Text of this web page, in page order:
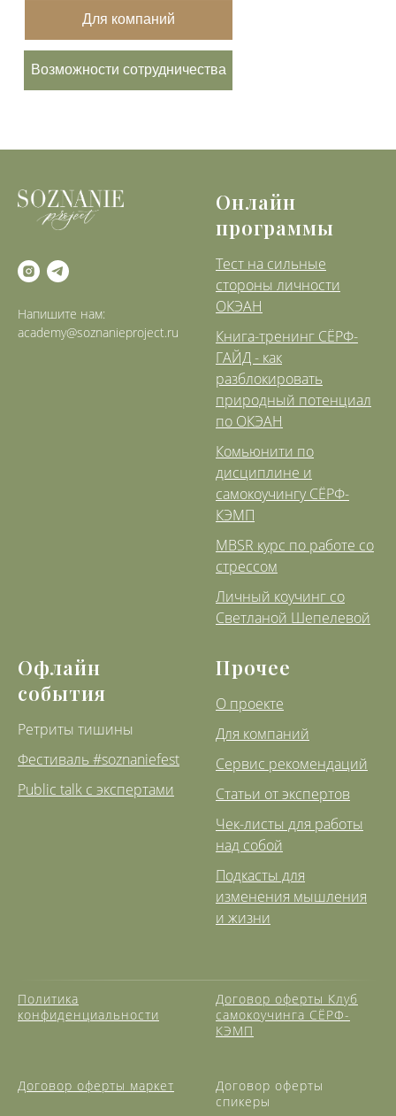
Для компаний
Возможности сотрудничества
Напишите нам:
academy@soznanieproject.ru
Онлайн
программы
Тест на сильные
стороны личности
ОКЭАН
Книга-тренинг СЁРФ-
ГАЙД - как
разблокировать
природный потенциал
по ОКЭАН
Комьюнити по
дисциплине и
самокоучингу СЁРФ-
КЭМП
MBSR курс по работе со
стрессом
Личный коучинг со
Светланой Шепелевой
Офлайн
события
Ретриты тишины
Фестиваль #soznaniefest
Public talk с экспертами
Прочее
О проекте
Для компаний
Сервис рекомендаций
Статьи от экспертов
Чек-листы для работы
над собой
Подкасты для
изменения мышления
и жизни
Политика
конфиденциальности
Договор оферты Клуб
самокоучинга СЁРФ-
КЭМП
Договор оферты маркет
Договор оферты
спикеры